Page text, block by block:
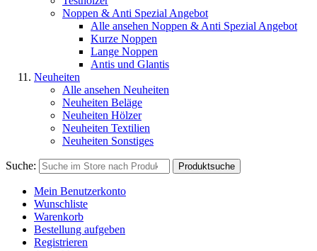
Noppen & Anti Spezial Angebot
Alle ansehen Noppen & Anti Spezial Angebot
Kurze Noppen
Lange Noppen
Antis und Glantis
Neuheiten
Alle ansehen Neuheiten
Neuheiten Beläge
Neuheiten Hölzer
Neuheiten Textilien
Neuheiten Sonstiges
Suche: Produktsuche
Mein Benutzerkonto
Wunschliste
Warenkorb
Bestellung aufgeben
Registrieren